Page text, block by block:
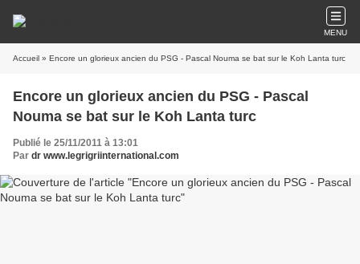
MENU
Accueil » Encore un glorieux ancien du PSG - Pascal Nouma se bat sur le Koh Lanta turc
Encore un glorieux ancien du PSG - Pascal
Nouma se bat sur le Koh Lanta turc
Publié le 25/11/2011 à 13:01
Par dr www.legrigriinternational.com